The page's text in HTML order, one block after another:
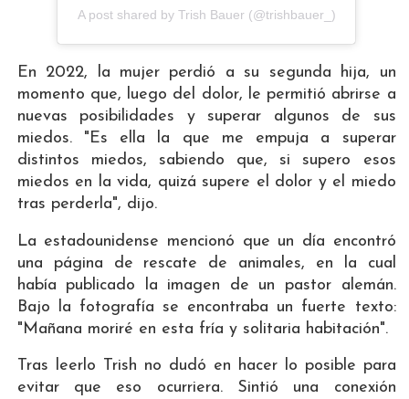
A post shared by Trish Bauer (@trishbauer_)
En 2022, la mujer perdió a su segunda hija, un
momento que, luego del dolor, le permitió abrirse a
nuevas posibilidades y superar algunos de sus
miedos. "Es ella la que me empuja a superar
distintos miedos, sabiendo que, si supero esos
miedos en la vida, quizá supere el dolor y el miedo
tras perderla", dijo.
La estadounidense mencionó que un día encontró
una página de rescate de animales, en la cual
había publicado la imagen de un pastor alemán.
Bajo la fotografía se encontraba un fuerte texto:
"Mañana moriré en esta fría y solitaria habitación".
Tras leerlo Trish no dudó en hacer lo posible para
evitar que eso ocurriera. Sintió una conexión